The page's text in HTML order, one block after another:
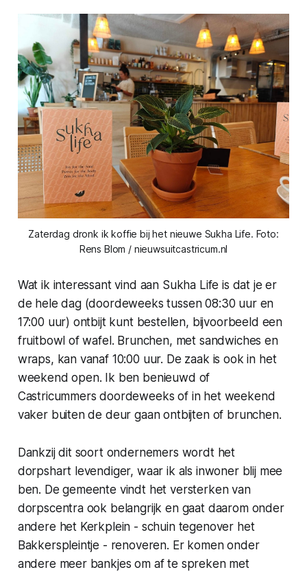
Zaterdag dronk ik koffie bij het nieuwe Sukha Life. Foto:
Rens Blom / nieuwsuitcastricum.nl
Wat ik interessant vind aan Sukha Life is dat je er
de hele dag (doordeweeks tussen 08:30 uur en
17:00 uur) ontbijt kunt bestellen, bijvoorbeeld een
fruitbowl of wafel. Brunchen, met sandwiches en
wraps, kan vanaf 10:00 uur. De zaak is ook in het
weekend open. Ik ben benieuwd of
Castricummers doordeweeks of in het weekend
vaker buiten de deur gaan ontbijten of brunchen.
Dankzij dit soort ondernemers wordt het
dorpshart levendiger, waar ik als inwoner blij mee
ben. De gemeente vindt het versterken van
dorpscentra ook belangrijk en gaat daarom onder
andere het Kerkplein - schuin tegenover het
Bakkerspleintje - renoveren. Er komen onder
andere meer bankjes om af te spreken met